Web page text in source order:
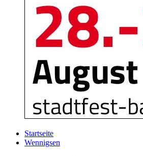
Startseite
Wennigsen